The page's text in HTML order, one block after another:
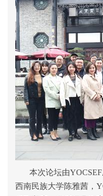
本次论坛由
西南民族大学陈雅茜，